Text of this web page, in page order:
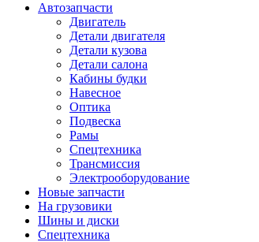
Автозапчасти
Двигатель
Детали двигателя
Детали кузова
Детали салона
Кабины будки
Навесное
Оптика
Подвеска
Рамы
Спецтехника
Трансмиссия
Электрооборудование
Новые запчасти
На грузовики
Шины и диски
Спецтехника